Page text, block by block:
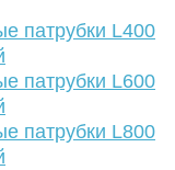
патрубки L400
патрубки L600
патрубки L800